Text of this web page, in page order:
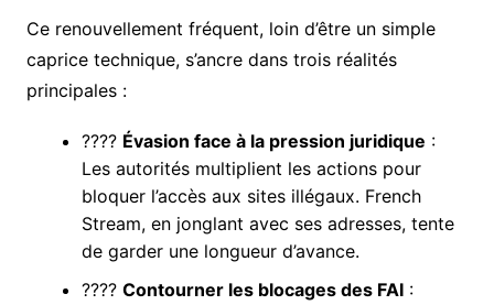
Ce renouvellement fréquent, loin d’être un simple
caprice technique, s’ancre dans trois réalités
principales :
???? Évasion face à la pression juridique :
Les autorités multiplient les actions pour
bloquer l’accès aux sites illégaux. French
Stream, en jonglant avec ses adresses, tente
de garder une longueur d’avance.
???? Contourner les blocages des FAI: